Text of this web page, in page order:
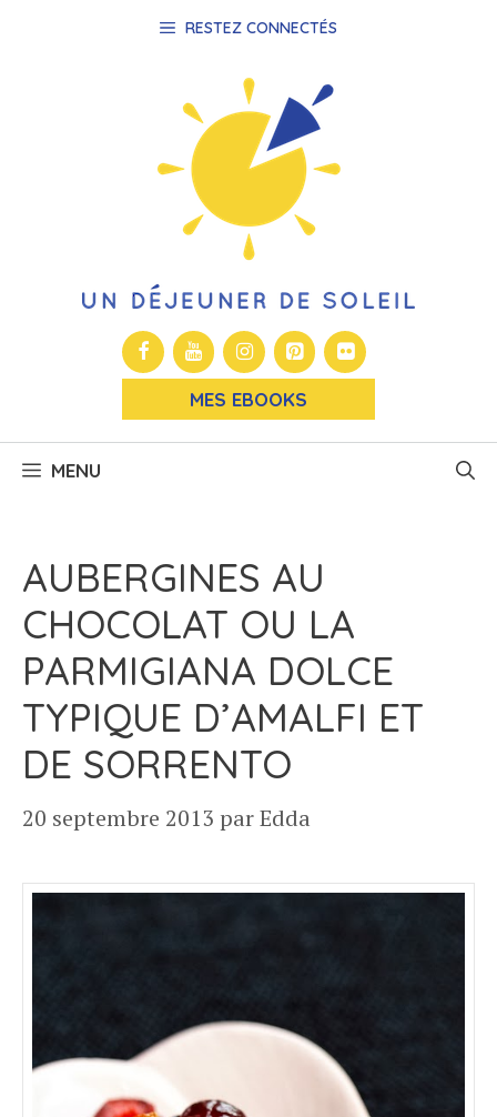
RESTEZ CONNECTÉS
MES EBOOKS
MENU
AUBERGINES AU
CHOCOLAT OU LA
PARMIGIANA DOLCE
TYPIQUE D’AMALFI ET
DE SORRENTO
20 septembre 2013 parEdda